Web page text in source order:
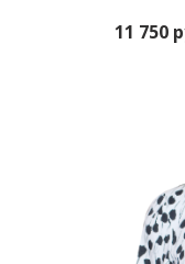
11 750